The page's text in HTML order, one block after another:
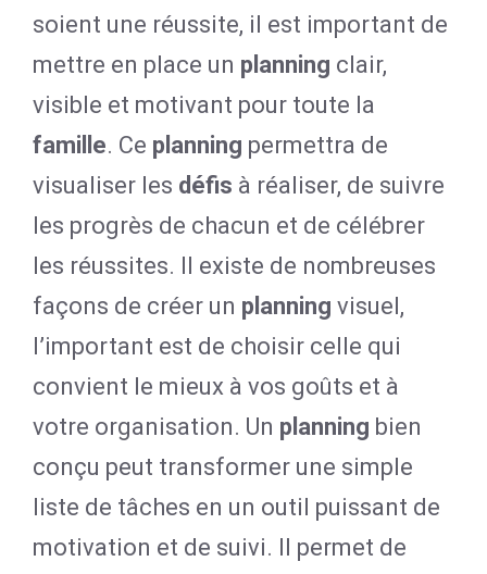
soient une réussite, il est important de
mettre en place un planning clair,
visible et motivant pour toute la
famille. Ce planning permettra de
visualiser les défis à réaliser, de suivre
les progrès de chacun et de célébrer
les réussites. Il existe de nombreuses
façons de créer un planning visuel,
l’important est de choisir celle qui
convient le mieux à vos goûts et à
votre organisation. Un planning bien
conçu peut transformer une simple
liste de tâches en un outil puissant de
motivation et de suivi. Il permet de